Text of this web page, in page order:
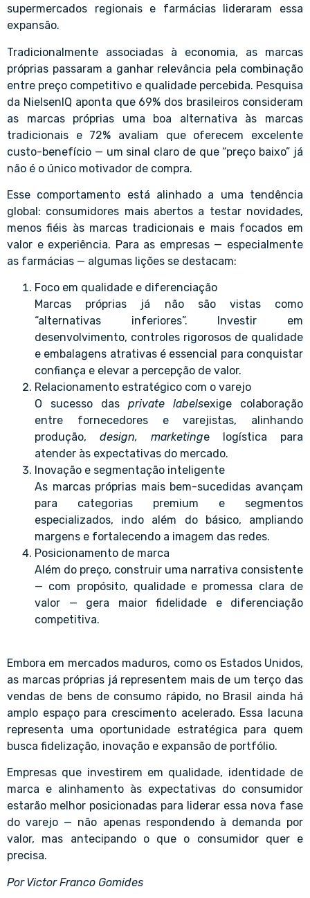
supermercados regionais e farmácias lideraram essa
expansão.
Tradicionalmente associadas à economia, as marcas
próprias passaram a ganhar relevância pela combinação
entre preço competitivo e qualidade percebida. Pesquisa
da NielsenIQ aponta que 69% dos brasileiros consideram
as marcas próprias uma boa alternativa às marcas
tradicionais e 72% avaliam que oferecem excelente
custo-benefício — um sinal claro de que “preço baixo” já
não é o único motivador de compra.
Esse comportamento está alinhado a uma tendência
global: consumidores mais abertos a testar novidades,
menos fiéis às marcas tradicionais e mais focados em
valor e experiência. Para as empresas — especialmente
as farmácias — algumas lições se destacam:
Foco em qualidade e diferenciação
Marcas próprias já não são vistas como
“alternativas inferiores”. Investir em
desenvolvimento, controles rigorosos de qualidade
e embalagens atrativas é essencial para conquistar
confiança e elevar a percepção de valor.
Relacionamento estratégico com o varejo
O sucesso das private labelsexige colaboração
entre fornecedores e varejistas, alinhando
produção, design, marketinge logística para
atender às expectativas do mercado.
Inovação e segmentação inteligente
As marcas próprias mais bem-sucedidas avançam
para categorias premium e segmentos
especializados, indo além do básico, ampliando
margens e fortalecendo a imagem das redes.
Posicionamento de marca
Além do preço, construir uma narrativa consistente
— com propósito, qualidade e promessa clara de
valor — gera maior fidelidade e diferenciação
competitiva.
Embora em mercados maduros, como os Estados Unidos,
as marcas próprias já representem mais de um terço das
vendas de bens de consumo rápido, no Brasil ainda há
amplo espaço para crescimento acelerado. Essa lacuna
representa uma oportunidade estratégica para quem
busca fidelização, inovação e expansão de portfólio.
Empresas que investirem em qualidade, identidade de
marca e alinhamento às expectativas do consumidor
estarão melhor posicionadas para liderar essa nova fase
do varejo — não apenas respondendo à demanda por
valor, mas antecipando o que o consumidor quer e
precisa.
Por Victor Franco Gomides